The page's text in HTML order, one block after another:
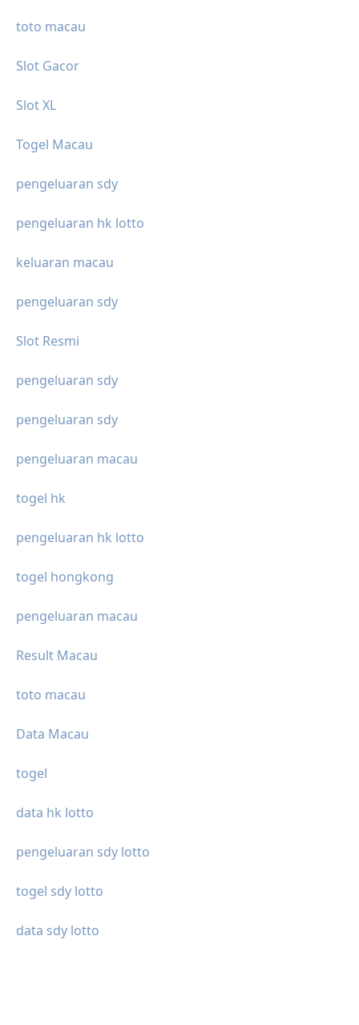
toto macau
Slot Gacor
Slot XL
Togel Macau
pengeluaran sdy
pengeluaran hk lotto
keluaran macau
pengeluaran sdy
Slot Resmi
pengeluaran sdy
pengeluaran sdy
pengeluaran macau
togel hk
pengeluaran hk lotto
togel hongkong
pengeluaran macau
Result Macau
toto macau
Data Macau
togel
data hk lotto
pengeluaran sdy lotto
togel sdy lotto
data sdy lotto